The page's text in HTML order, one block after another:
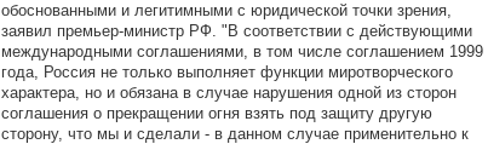
обоснованными и легитимными с юридической точки зрения,
заявил премьер-министр РФ. "В соответствии с действующими
международными соглашениями, в том числе соглашением 1999
года, Россия не только выполняет функции миротворческого
характера, но и обязана в случае нарушения одной из сторон
соглашения о прекращении огня взять под защиту другую
сторону, что мы и сделали - в данном случае применительно к